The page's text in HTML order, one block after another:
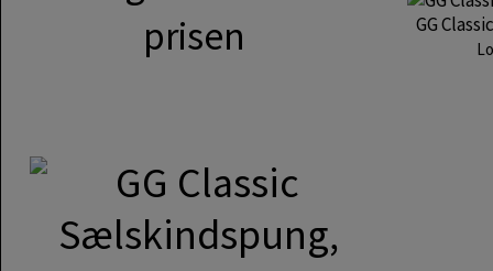
prisen
GG